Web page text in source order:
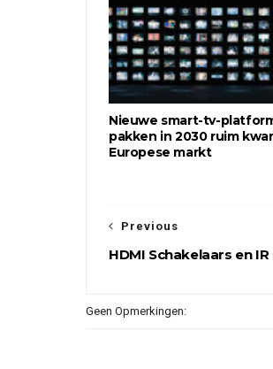
Nieuwe smart-tv-
pakken in 2030 ruim
Europese markt
Previous
HDMI Schakelaars en
Geen Opmerkingen: